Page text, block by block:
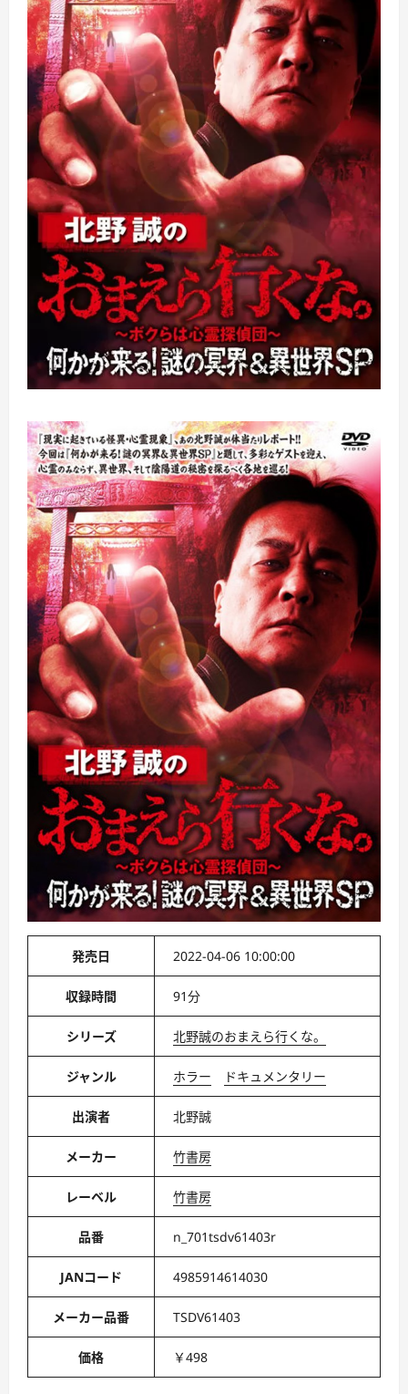
発売日 2022-04-06 10:00:00
収録時間 91分
シリーズ 北野誠のおまえら行くな。
ジャンル ホラー ドキュメンタリー
出演者 北野誠
メーカー 竹書房
レーベル 竹書房
品番 n_701tsdv61403r
JANコード 4985914614030
メーカー品番 TSDV61403
価格 ￥498